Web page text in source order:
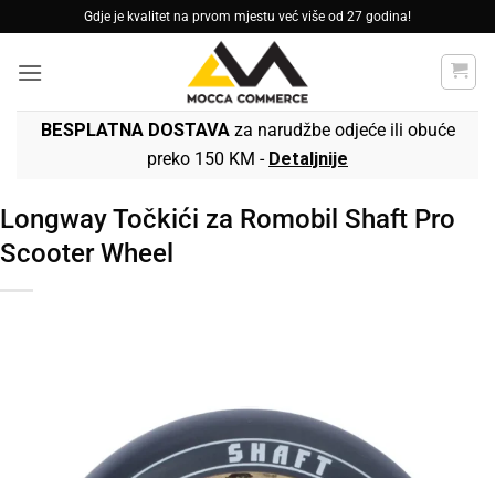
to
content
Gdje je kvalitet na prvom mjestu već više od 27 godina!
BESPLATNA DOSTAVAza narudžbe odjeće ili obuće
preko 150 KM - Detaljnije
Longway Točkići za Romobil Shaft Pro
Scooter Wheel